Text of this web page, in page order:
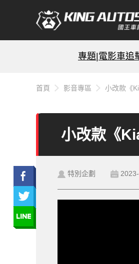
專題|電影車追
首頁 影音專區 小改款《
小改款《
特別企劃